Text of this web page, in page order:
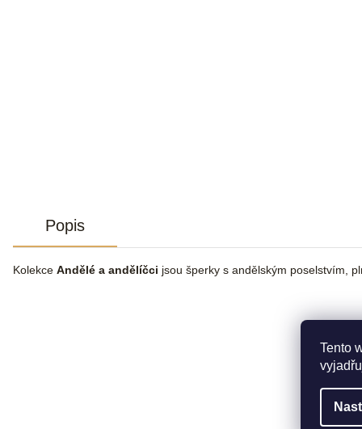
Tento
Popis
Kolekce Andělé a andělíčci jsou šperky s andělským poselstvím,